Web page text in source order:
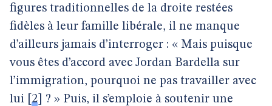
figures traditionnelles de la droite restées
fidèles à leur famille libérale, il ne manque
d’ailleurs jamais d’interroger : « Mais puisque
vous êtes d’accord avec Jordan Bardella sur
l’immigration, pourquoi ne pas travailler avec
lui
2
? » Puis, il s’emploie à soutenir une